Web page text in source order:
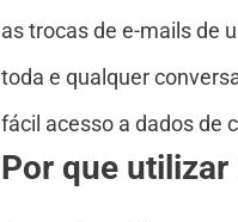
as trocas de e-mails de
toda e qualquer
fácil acesso a dados de
Por que utilizar